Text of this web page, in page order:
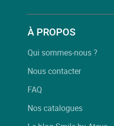
À PROPOS
Qui sommes-nous ?
Nous contacter
FAQ
Nos catalogues